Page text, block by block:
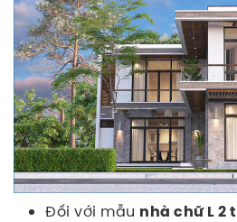
Đối với mẫu nhà chữ L 2